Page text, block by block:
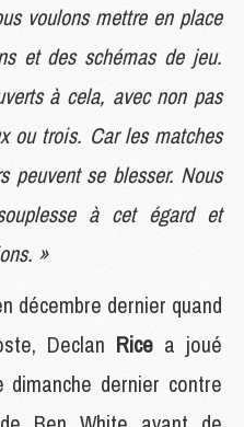
voulons mettre en place
et des schémas de jeu.
à cela, avec non pas
ou trois. Car les matches
peuvent se blesser. Nous
à cet égard et
»
décembre dernier quand
Declan Rice a joué
dernier contre